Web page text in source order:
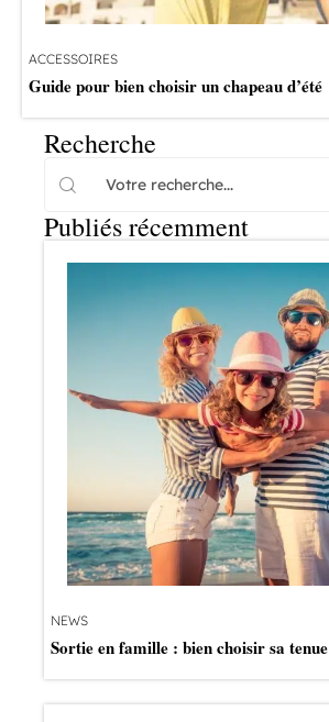
ACCESSOIRES
Guide pour bien choisir un chapeau d’été
Recherche
Publiés récemment
NEWS
Sortie en famille : bien choisir sa tenue